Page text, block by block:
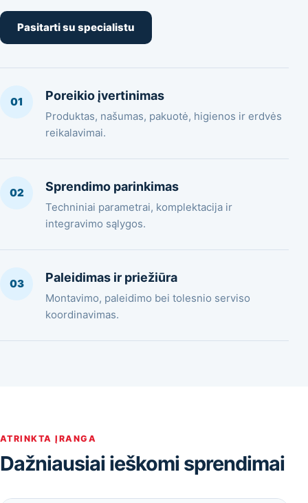
Pasitarti su specialistu
01 Poreikio įvertinimas
Produktas, našumas, pakuotė, higienos ir erdvės
reikalavimai.
02 Sprendimo parinkimas
Techniniai parametrai, komplektacija ir
integravimo sąlygos.
03 Paleidimas ir priežiūra
Montavimo, paleidimo bei tolesnio serviso
koordinavimas.
ATRINKTA ĮRANGA
Dažniausiai ieškomi sprendimai